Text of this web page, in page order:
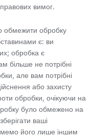
вимог.
обмежити обробку
є: ви
обробка є
більше не потрібні
але вам потрібні
або захисту
обробки, очікуючи на
було обмежено на
ваші
його лише іншим